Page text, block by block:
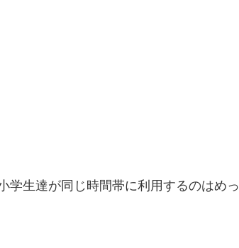
学生達が同じ時間帯に利用するのはめっ